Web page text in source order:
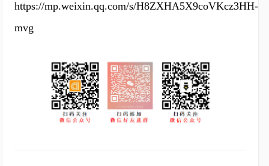
https://mp.weixin.qq.com/s/H8ZXHA5X9coVKcz3HH-
mvg